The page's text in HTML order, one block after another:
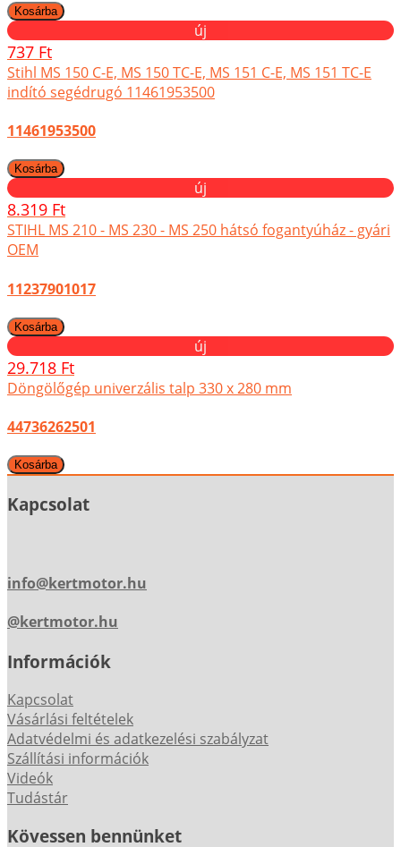
új
737 Ft
Stihl MS 150 C-E, MS 150 TC-E, MS 151 C-E, MS 151 TC-E
indító segédrugó 11461953500
11461953500
új
8.319 Ft
STIHL MS 210 - MS 230 - MS 250 hátsó fogantyúház - gyári
OEM
11237901017
új
29.718 Ft
Döngölőgép univerzális talp 330 x 280 mm
44736262501
Kapcsolat
info@kertmotor.hu
@kertmotor.hu
Információk
Kapcsolat
Vásárlási feltételek
Adatvédelmi és adatkezelési szabályzat
Szállítási információk
Videók
Tudástár
Kövessen bennünket